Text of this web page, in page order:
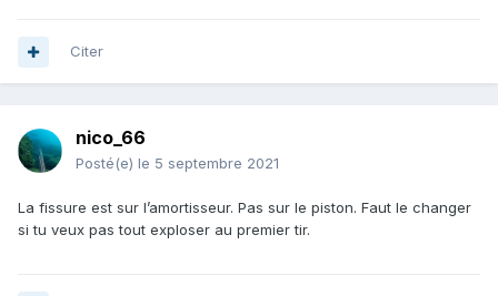
Citer
nico_66
Posté(e) le 5 septembre 2021
La fissure est sur l’amortisseur. Pas sur le piston. Faut le changer
si tu veux pas tout exploser au premier tir.